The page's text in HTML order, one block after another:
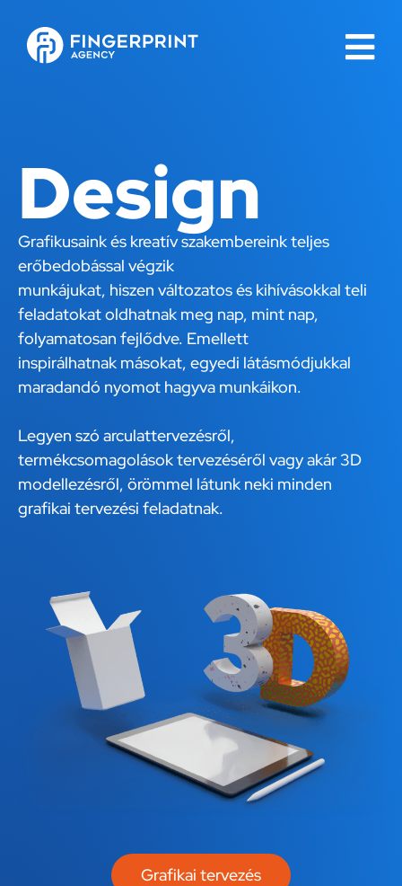
Design
Grafikusaink és kreatív szakembereink teljes
erőbedobással végzik
munkájukat, hiszen változatos és kihívásokkal teli
feladatokat oldhatnak meg nap, mint nap,
folyamatosan fejlődve. Emellett
inspirálhatnak másokat, egyedi látásmódjukkal
maradandó nyomot hagyva munkáikon.
Legyen szó arculattervezésről,
termékcsomagolások tervezéséről vagy akár 3D
modellezésről, örömmel látunk neki minden
grafikai tervezési feladatnak.
Grafikai tervezés